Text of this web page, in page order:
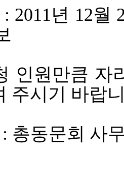
2011년 12월
인원만큼 자
주시기 바랍
총동문회 사